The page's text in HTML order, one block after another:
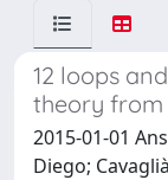
12 loops
theory
2015-01-01
Diego;